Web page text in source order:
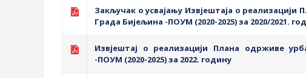
Закључак о усвајању Извјештаја о
Града Бијељина -ПОУМ (2020-2025) за 2020/2021.
Извјештај о реализацији Плана одрживе
-ПОУМ (2020-2025) за 2022. годину